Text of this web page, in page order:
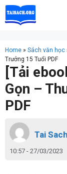
Skip
to
Home » Sách văn học
Trưởng 15 Tuổi PDF
[Tải
Gọn –
PDF
Tai Sach
10:57 - 27/03/2023